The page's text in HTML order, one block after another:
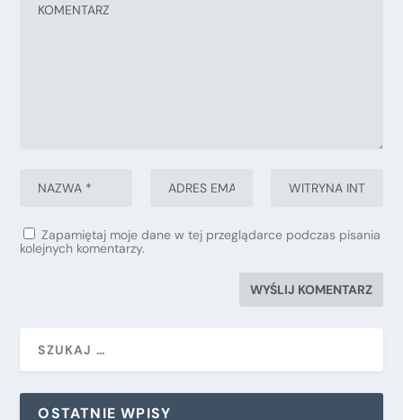
Zapamiętaj moje dane w tej przeglądarce podczas pisania
kolejnych komentarzy.
OSTATNIE WPISY